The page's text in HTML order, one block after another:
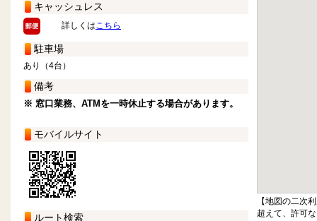
キャッシュレス
詳しくはこちら
駐車場
あり（4台）
備考
※ 窓口業務、ATMを一時休止する場合があります。
モバイルサイト
ルート検索
【地図の二次
超えて、許可